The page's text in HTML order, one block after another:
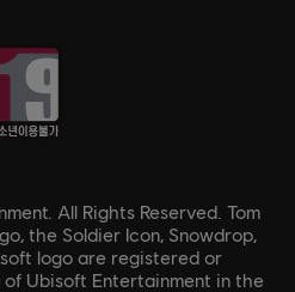
All Rights Reserved. Tom
the Soldier Icon, Snowdrop,
logo are registered or
Ubisoft Entertainment in the